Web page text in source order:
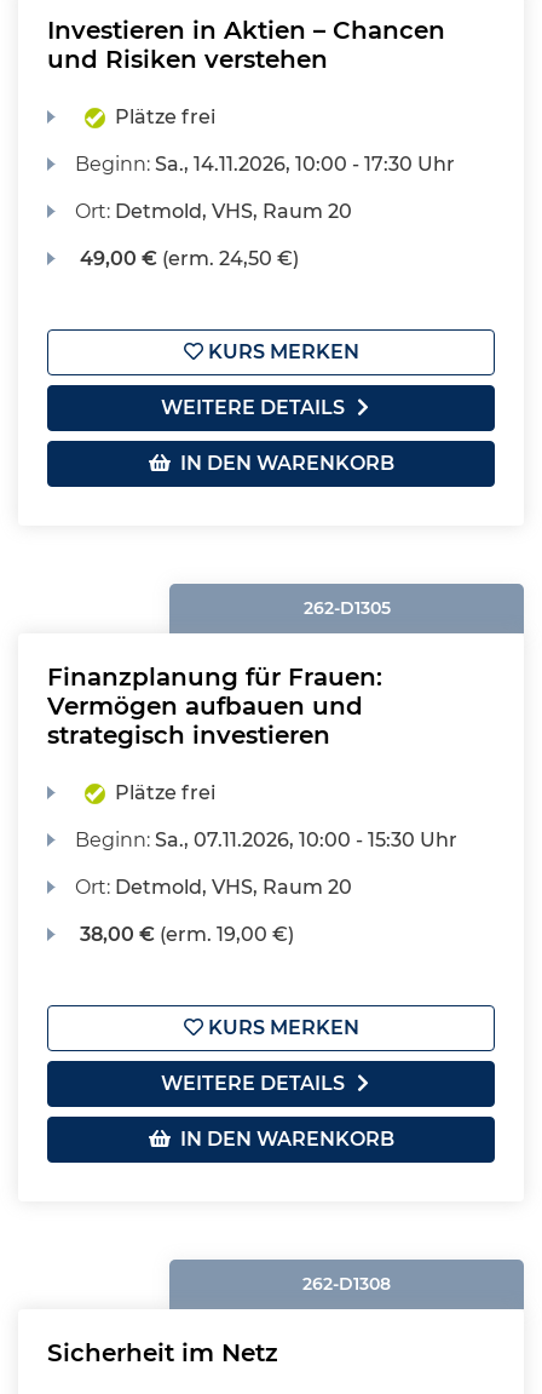
Investieren in Aktien – Chancen
und Risiken verstehen
Plätze frei
Beginn:Sa., 14.11.2026, 10:00 - 17:30 Uhr
Ort: Detmold, VHS, Raum 20
49,00 € (erm. 24,50 €)
KURS MERKEN
WEITERE DETAILS
IN DEN WARENKORB
262-D1305
Finanzplanung für Frauen:
Vermögen aufbauen und
strategisch investieren
Plätze frei
Beginn:Sa., 07.11.2026, 10:00 - 15:30 Uhr
Ort: Detmold, VHS, Raum 20
38,00 € (erm. 19,00 €)
KURS MERKEN
WEITERE DETAILS
IN DEN WARENKORB
262-D1308
Sicherheit im Netz